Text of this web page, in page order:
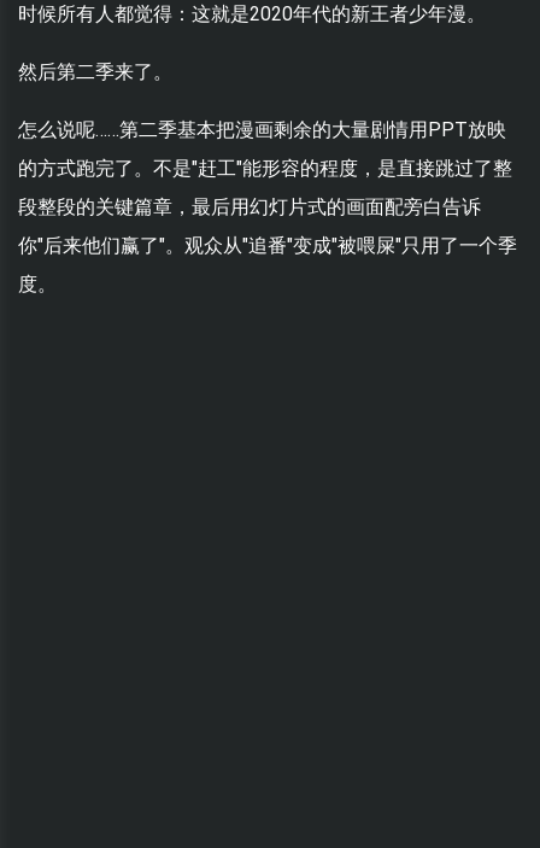
时候所有人都觉得：这就是2020年代的新王者少年漫。
然后第二季来了。
怎么说呢……第二季基本把漫画剩余的大量剧情用PPT放映
的方式跑完了。不是"赶工"能形容的程度，是直接跳过了整
段整段的关键篇章，最后用幻灯片式的画面配旁白告诉
你"后来他们赢了"。观众从"追番"变成"被喂屎"只用了一个季
度。